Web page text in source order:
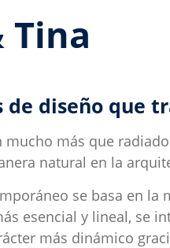
Tina
de diseño que
mucho más que
natural en la
se basa en
esencial y lineal, se
más dinámico